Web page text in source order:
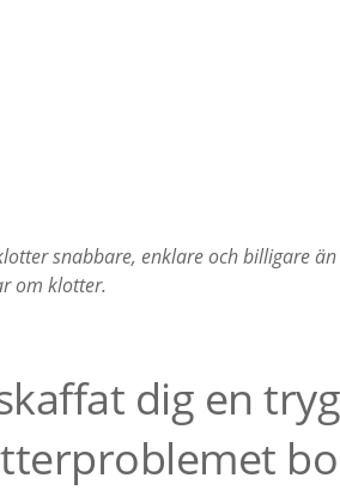
snabbare, enklare och billigare
om klotter.
dig en